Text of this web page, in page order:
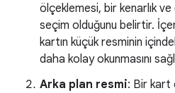
ölçeklemesi, bir kenarlık
seçim olduğunu belirtir.
kartın küçük resminin
daha kolay okunmasını
Arka plan resmi: Bir kart